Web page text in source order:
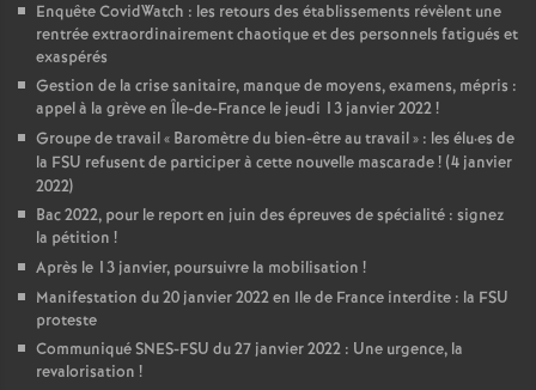
Enquête CovidWatch : les retours des établissements révèlent une
rentrée extraordinairement chaotique et des personnels fatigués et
exaspérés
Gestion de la crise sanitaire, manque de moyens, examens, mépris :
appel à la grève en Île-de-France le jeudi 13 janvier 2022!
Groupe de travail « Baromètre du bien-être au travail» : les élu·es de
la FSU refusent de participer à cette nouvelle mascarade! (4 janvier
2022)
Bac 2022, pour le report en juin des épreuves de spécialité : signez
la pétition !
Après le 13 janvier, poursuivre la mobilisation !
Manifestation du 20 janvier 2022 en Ile de France interdite : la FSU
proteste
Communiqué SNES-FSU du 27 janvier 2022 : Une urgence, la
revalorisation !